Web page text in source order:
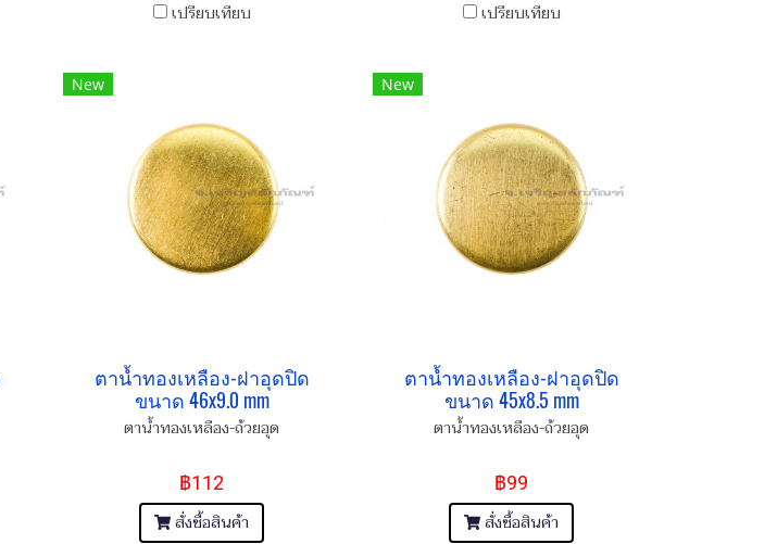
เปรียบเทียบ เปรียบเทียบ
New
ตาน้ำทองเหลือง-ฝาอุดปิด
ขนาด 46x9.0 mm
ตาน้ำทองเหลือง-ถ้วยอุด
฿112
สั่งซื้อสินค้า
New
ตาน้ำทองเหลือง-ฝาอุดปิด
ขนาด 45x8.5 mm
ตาน้ำทองเหลือง-ถ้วยอุด
฿99
สั่งซื้อสินค้า